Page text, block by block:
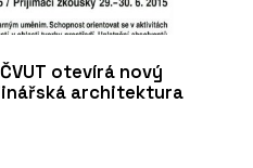
otevírá nový
architektura